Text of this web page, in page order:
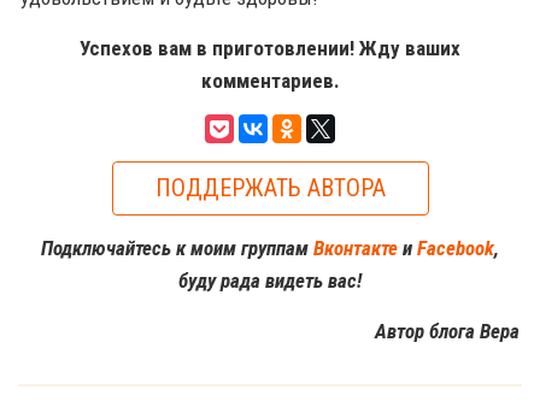
Успехов вам в приготовлении! Жду ваших
комментариев.
ПОДДЕРЖАТЬ АВТОРА
Подключайтесь к моим группам Вконтакте и Facebook,
буду рада видеть вас!
Автор блога Вера